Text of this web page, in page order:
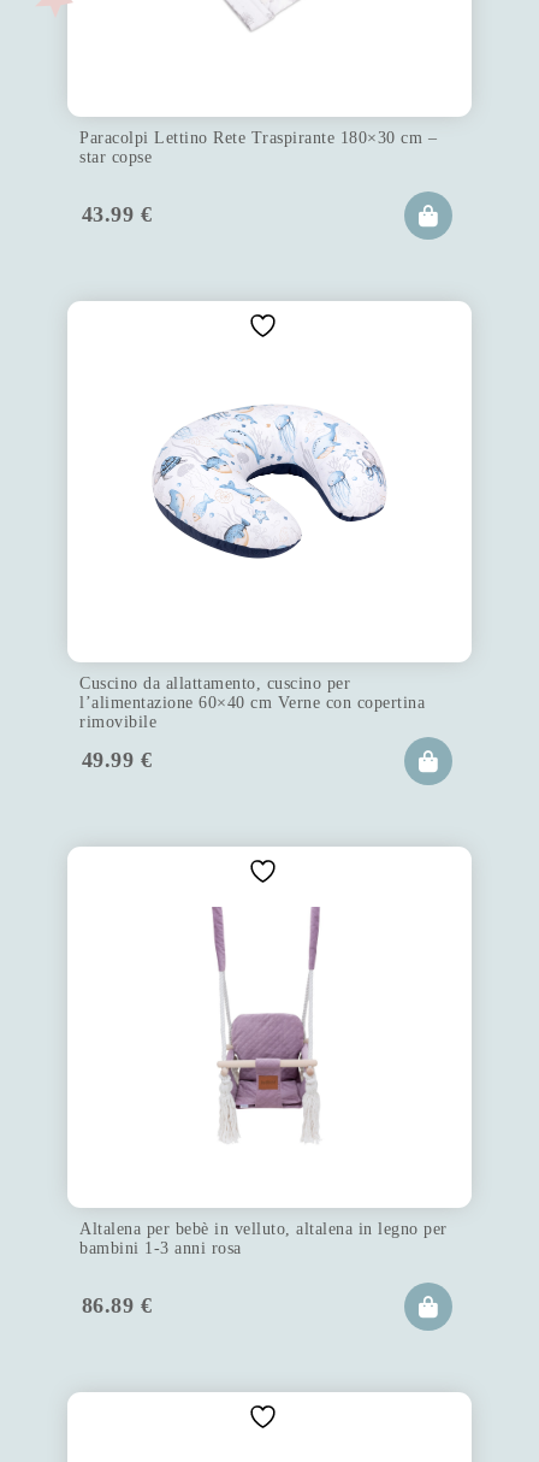
Paracolpi Lettino Rete Traspirante 180×30 cm –
star copse
43.99 €
Cuscino da allattamento, cuscino per
l’alimentazione 60×40 cm Verne con copertina
rimovibile
49.99 €
Altalena per bebè in velluto, altalena in legno per
bambini 1-3 anni rosa
86.89 €